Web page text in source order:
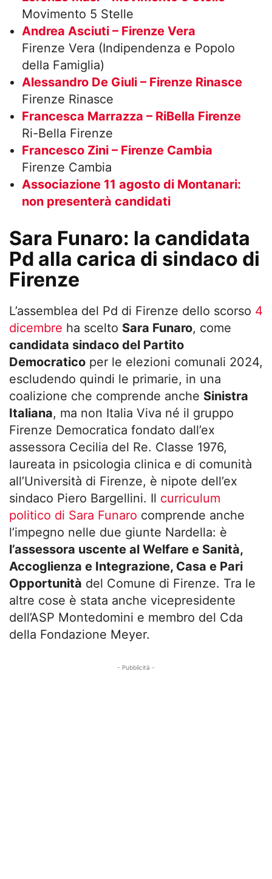
Movimento 5 Stelle
Andrea Asciuti – Firenze Vera
Firenze Vera (Indipendenza e Popolo
della Famiglia)
Alessandro De Giuli – Firenze Rinasce
Firenze Rinasce
Francesca Marrazza – RiBella Firenze
Ri-Bella Firenze
Francesco Zini – Firenze Cambia
Firenze Cambia
Associazione 11 agosto di Montanari:
non presenterà candidati
Sara Funaro: la candidata
Pd alla carica di sindaco di
Firenze
L’assemblea del Pd di Firenze dello scorso 4
dicembre ha scelto Sara Funaro, come
candidata sindaco del Partito
Democratico per le elezioni comunali 2024,
escludendo quindi le primarie, in una
coalizione che comprende anche Sinistra
Italiana, ma non Italia Viva né il gruppo
Firenze Democratica fondato dall’ex
assessora Cecilia del Re. Classe 1976,
laureata in psicologia clinica e di comunità
all’Università di Firenze, è nipote dell’ex
sindaco Piero Bargellini. Il curriculum
politico di Sara Funaro comprende anche
l’impegno nelle due giunte Nardella: è
l’assessora uscente al Welfare e Sanità,
Accoglienza e Integrazione, Casa e Pari
Opportunità del Comune di Firenze. Tra le
altre cose è stata anche vicepresidente
dell’ASP Montedomini e membro del Cda
della Fondazione Meyer.
- Pubblicità -